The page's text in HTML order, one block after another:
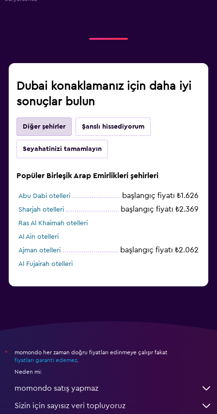
Dubai konaklamanız için daha iyi
sonuçlar bulun
Diğer şehirler Şanslı hissediyorum
Seyahatinizi tamamlayın
Popüler Birleşik Arap Emirlikleri şehirleri
Abu Dabi otelleri başlangıç fiyatı ₺1.626
Sharjah otelleri başlangıç fiyatı ₺2.369
Ras Al Khaimah otelleri
Al Ain otelleri
Ajman otelleri
başlangıç fiyatı ₺2.062
Al Fujairah otelleri
*
momondo her zaman doğru fiyatları edinmeye çalışır fakat
fiyatları garanti edemez
Neden mi:
momondo satış yapmaz
Sizin için sayısız veri topluyoruz